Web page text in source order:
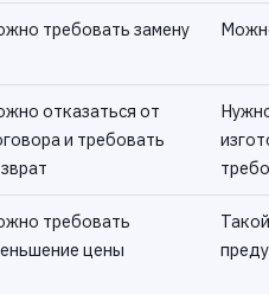
требовать замену
отказаться от
и требовать
требовать
цены